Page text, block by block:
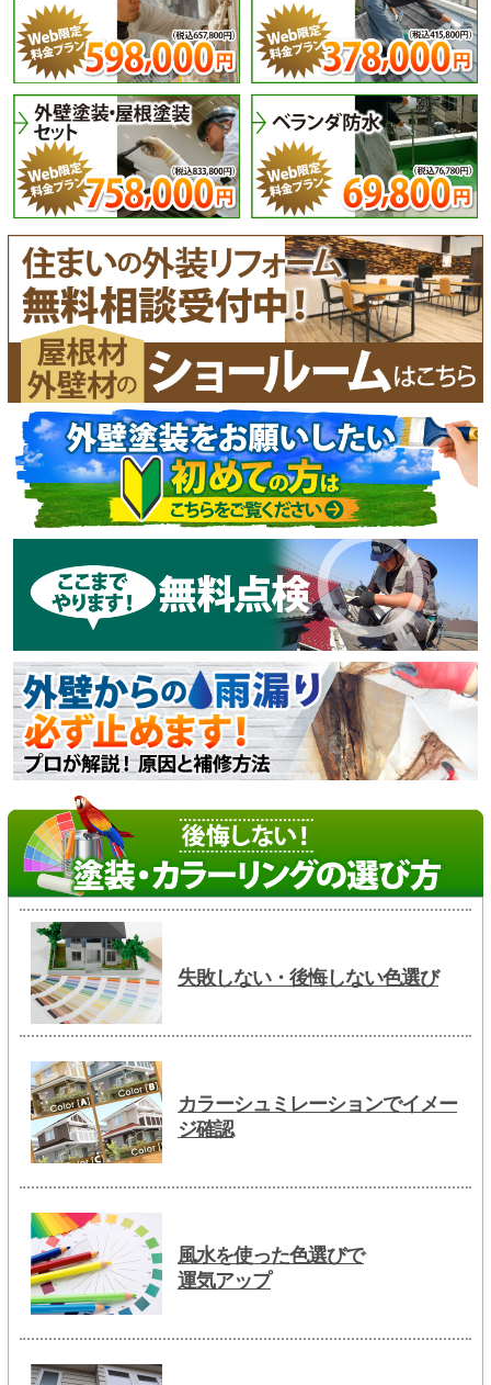
失敗しない・後悔しない色選び
カラーシュミレーションでイメー
ジ確認
風水を使った色選びで
運気アップ